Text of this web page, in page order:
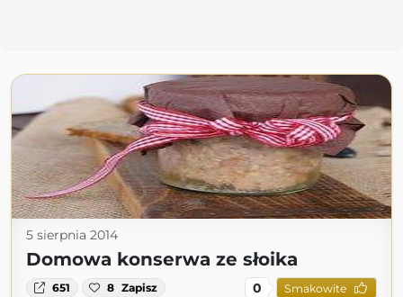
5 sierpnia 2014
Domowa konserwa ze słoika
651 8 Zapisz 0 Smakowite